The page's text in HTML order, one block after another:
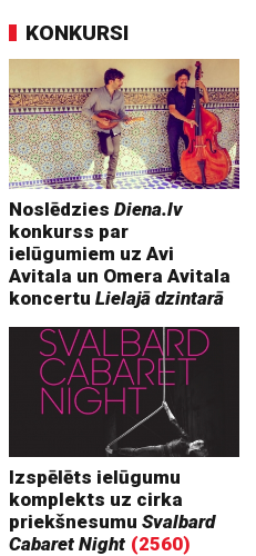
KONKURSI
NoslēdziesDiena.lv
konkurss par
ielūgumiem uz Avi
Avitala un Omera Avitala
koncertuLielajā dzintarā
Izspēlēts ielūgumu
komplekts uz cirka
priekšnesumuSvalbard
Cabaret Night (2560)